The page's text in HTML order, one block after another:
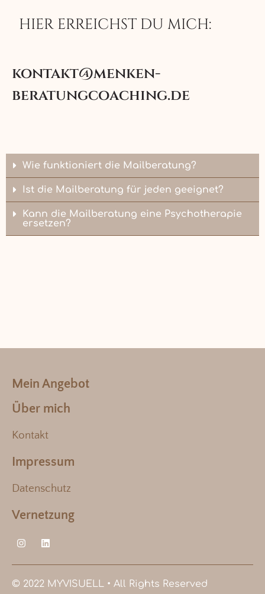
HIER ERREICHST DU MICH:
kontakt@menken-
beratungcoaching.de
Wie funktioniert die Mailberatung?
Ist die Mailberatung für jeden geeignet?
Kann die Mailberatung eine Psychotherapie
ersetzen?
Mein Angebot
Über mich
Kontakt
Impressum
Datenschutz
Vernetzung
© 2022 MYVISUELL • All Rights Reserved